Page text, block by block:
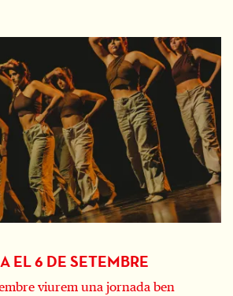
EL 6 DE SETEMBRE
viurem una jornada ben